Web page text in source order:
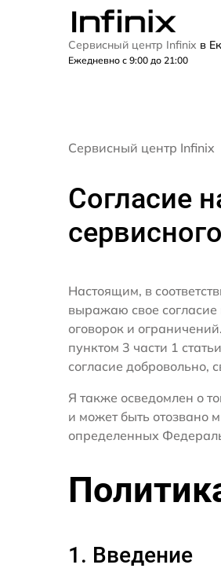
Сервисный центр Infinix в
Ежедневно с 9:00 до 21:00
Сервисный центр Infinix
Согласие
Настоящим, в
выражаю свое
оговорок и
пунктом 3 части 1
согласие добровольно,
Я также осведомлен о
и может быть отозвано
определенных
1. Введение